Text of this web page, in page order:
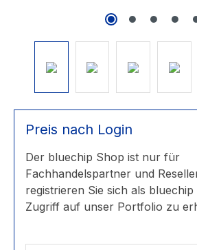
Preis nach Login
Der bluechip Shop ist nur für
Fachhandelspartner und
registrieren Sie sich als
Zugriff auf unser Portfolio zu